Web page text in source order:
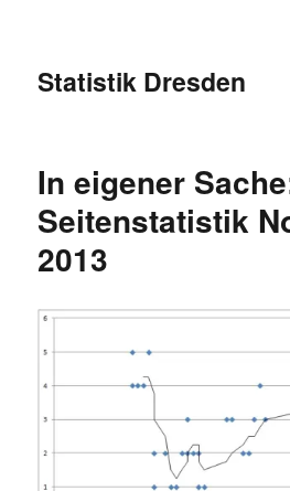
Statistik Dresden
In eigener
Seitenstatistik
2013